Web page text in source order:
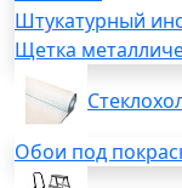
Штукатурный
Щетка
Обои под